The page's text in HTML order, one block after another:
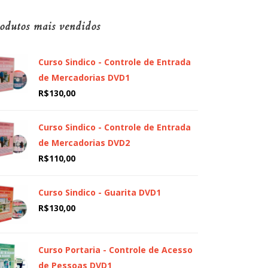
mais vendidos
Curso Sindico - Controle de Entrada
de Mercadorias DVD1
R$130,00
Curso Sindico - Controle de Entrada
de Mercadorias DVD2
R$110,00
Curso Sindico - Guarita DVD1
R$130,00
Curso Portaria - Controle de Acesso
de Pessoas DVD1